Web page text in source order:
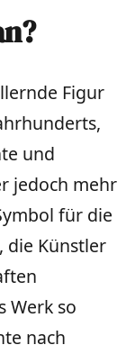
Figur
und
jedoch mehr
für die
die Künstler
Werk so
nach